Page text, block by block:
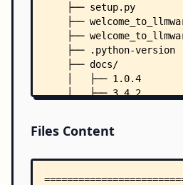
    ├── setup.py
├──
├──
    ├── .python-version
    ├── docs/
    │   ├── 1.0.4
    │   ├── 3.4.2
    │   ├── index.md
│   │   ├──
│   │   └──
Files Content